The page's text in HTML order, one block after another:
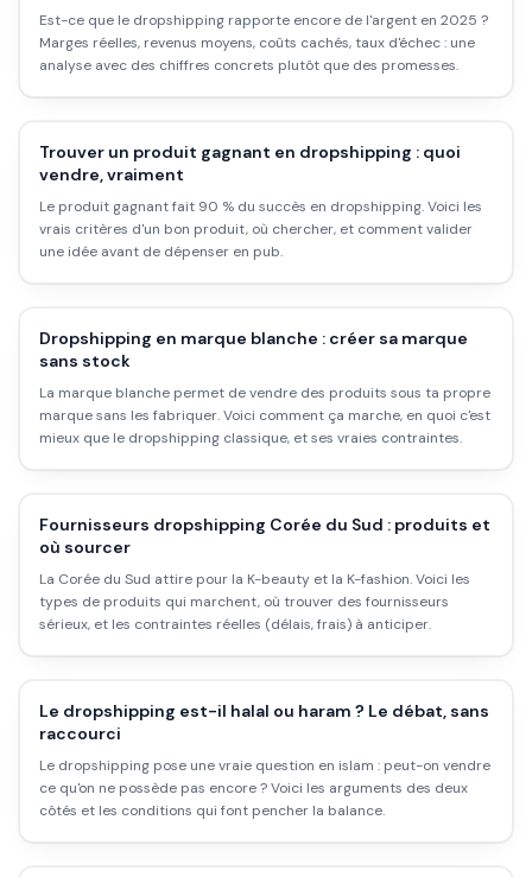
Est-ce que le dropshipping rapporte encore de l'argent en 2025 ?
Marges réelles, revenus moyens, coûts cachés, taux d'échec : une
analyse avec des chiffres concrets plutôt que des promesses.
Trouver un produit gagnant en dropshipping : quoi
vendre, vraiment
Le produit gagnant fait 90 % du succès en dropshipping. Voici les
vrais critères d'un bon produit, où chercher, et comment valider
une idée avant de dépenser en pub.
Dropshipping en marque blanche : créer sa marque
sans stock
La marque blanche permet de vendre des produits sous ta propre
marque sans les fabriquer. Voici comment ça marche, en quoi c'est
mieux que le dropshipping classique, et ses vraies contraintes.
Fournisseurs dropshipping Corée du Sud : produits et
où sourcer
La Corée du Sud attire pour la K-beauty et la K-fashion. Voici les
types de produits qui marchent, où trouver des fournisseurs
sérieux, et les contraintes réelles (délais, frais) à anticiper.
Le dropshipping est-il halal ou haram ? Le débat, sans
raccourci
Le dropshipping pose une vraie question en islam : peut-on vendre
ce qu'on ne possède pas encore ? Voici les arguments des deux
côtés et les conditions qui font pencher la balance.